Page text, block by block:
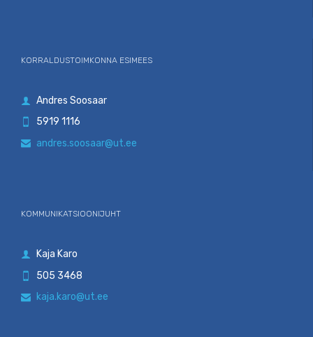
KORRALDUSTOIMKONNA ESIMEES
 Andres Soosaar
5919 1116
 andres.soosaar@ut.ee
KOMMUNIKATSIOONIJUHT
 Kaja Karo
 505 3468
 kaja.karo@ut.ee